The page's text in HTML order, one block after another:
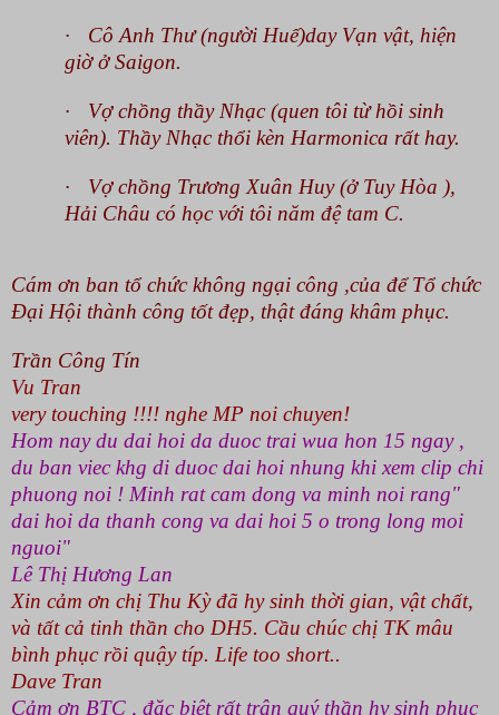
·
Cô Anh Thư (người Huế)day Vạn vật, hiện
giờ ởSaigon.
·
Vợ chồng thầy Nhạc (quen tôi từ hồi sinh
viên). Thầy Nhạc thổi kèn Harmonica rất hay.
·
Vợ chồng Trương Xuân Huy (ở Tuy Hòa ),
Hải Châu có học với tôi năm đệ tam C.
Cám ơn ban tổ chức không ngại công ,của để Tổ chức
Đại Hội thành công tốt đẹp, thật đáng khâm phục.
Trần Công Tín
Vu Tran
very touching !!!! nghe MP noi chuyen!
Hom nay du dai hoi da duoc trai wua hon 15 ngay ,
du ban viec khg di duoc dai hoi nhung khi xem clip chi
phuong noi ! Minh rat cam dong va minh noi rang"
dai hoi da thanh cong va dai hoi 5 o trong long moi
nguoi"
Lê Thị Hương Lan
Xin cảm ơn chị Thu Kỳ đã hy sinh thời gian, vật chất,
và tất cả tinh thần cho DH5. Cầu chúc chị TK mâu
bình phục rồi quậy típ. Life too short..
Dave Tran
Cảm ơn BTC , đặc biệt rất trân quý thần hy sinh phục